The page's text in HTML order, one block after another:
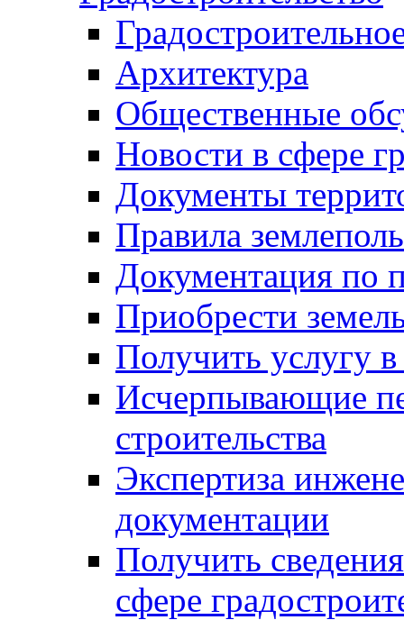
Архитектура
Общественные
Новости в сфере
Документы
Правила
Документация по
Приобрести
Получить услугу в
Исчерпывающие
строительства
Экспертиза
документации
Получить
сфере